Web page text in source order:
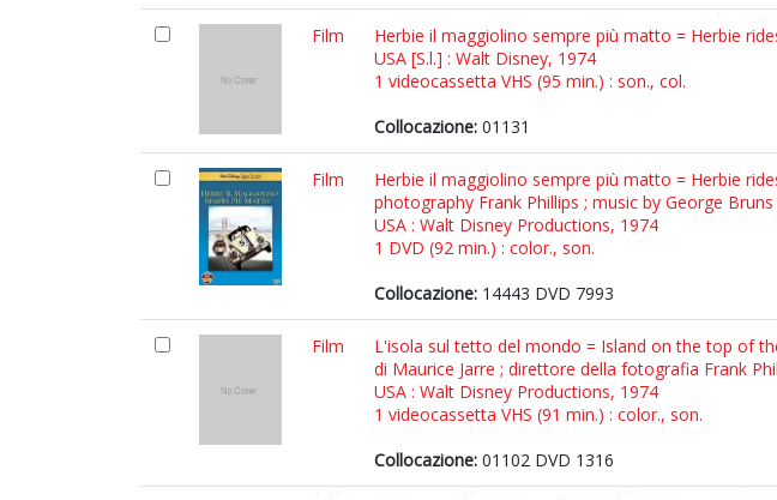
Film
Herbie il maggiolino sempre più matto = Herbie
USA [S.l.] : Walt Disney, 1974
1 videocassetta VHS (95 min.) : son., col.
Collocazione: 01131
Film
Herbie il maggiolino sempre più matto = Herbie
photography Frank Phillips ; music by George Bruns
USA : Walt Disney Productions, 1974
1 DVD (92 min.) : color., son.
Collocazione: 14443 DVD 7993
Film
L'isola sul tetto del mondo = Island on the top of
di Maurice Jarre ; direttore della fotografia Frank
USA : Walt Disney Productions, 1974
1 videocassetta VHS (91 min.) : color., son.
Collocazione: 01102 DVD 1316